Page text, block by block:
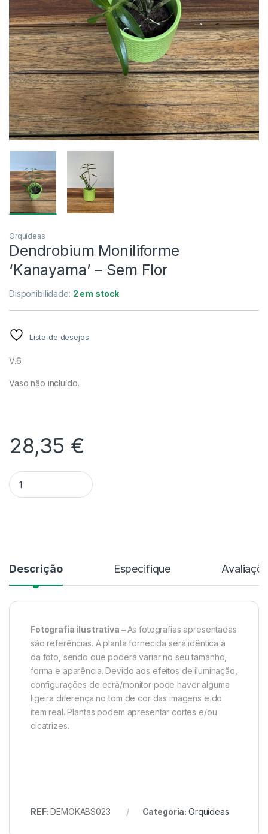
Orquídeas
Dendrobium Moniliforme
‘Kanayama’ – Sem Flor
Disponibilidade: 2 em stock
Lista de desejos
V.6
Vaso não incluído.
28,35 €
Quantidade Dendrobium Moniliforme 'Kanayama' - Sem Flor
Descrição Especifique
Fotografia ilustrativa –As fotografias apresentadas
são referências. A planta fornecida será idêntica à
da foto, sendo que poderá variar no seu tamanho,
forma e aparência. Devido aos efeitos de iluminação,
configurações de ecrã/monitor pode haver alguma
ligeira diferença no tom de cor das imagens e do
item real. Plantas podem apresentar cortes e/ou
cicatrizes.
REF:DEMOKABS023 Categoria: Orquídeas